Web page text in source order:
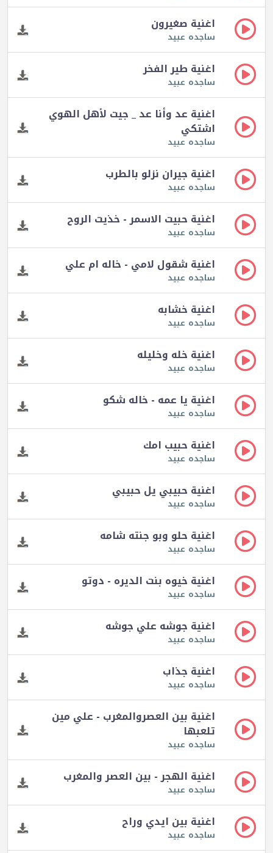
اغنية صغيرون
ساجده عبيد
اغنية طير الفخر
ساجده عبيد
اغنية عد وأنا عد _ جيت لأهل الهوي
اشتكي
ساجده عبيد
اغنية جيران نزلو بالطرب
ساجده عبيد
اغنية حبيت الاسمر - خذيت الروح
ساجده عبيد
اغنية شقول لامي - خاله ام علي
ساجده عبيد
اغنية خشابه
ساجده عبيد
اغنية خله وخليله
ساجده عبيد
اغنية يا عمه - خاله شكو
ساجده عبيد
اغنية حبيب امك
ساجده عبيد
اغنية حبيبي يل حبيبي
ساجده عبيد
اغنية حلو وبو جنته شامه
ساجده عبيد
اغنية خيوه بنت الديره - دوتو
ساجده عبيد
اغنية جوشه علي جوشه
ساجده عبيد
اغنية جذاب
ساجده عبيد
اغنية بين العصروالمغرب - علي مين
تلعبها
ساجده عبيد
اغنية الهجر - بين العصر والمغرب
ساجده عبيد
اغنية بين ايدي وراح
ساجده عبيد